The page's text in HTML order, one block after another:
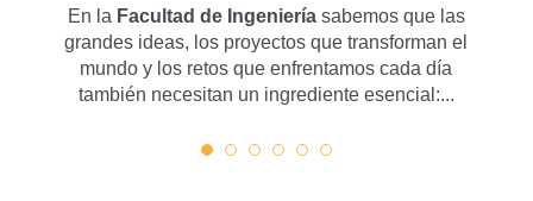
Jorge Arias
Datacenters: los nuevos puertos de la
En la Facultad de Ingeniería sabemos que las
grandes ideas, los proyectos que transforman el
mundo y los retos que enfrentamos cada día
también necesitan un ingrediente esencial:...